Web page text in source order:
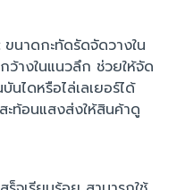
ขนาดกะทัดรัดจัดวางใน
างในแนวลึก ช่วยให้จัด
นไดหรือไล่เลเยอร์ได้
ะท้อนแสงส่งให้สินค้าดู